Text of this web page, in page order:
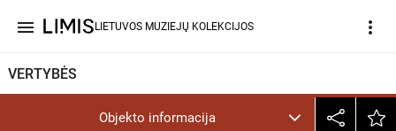
menu LIETUVOS MUZIEJŲ KOLEKCIJOS more_vert
VERTYBĖS
Objekto informacija